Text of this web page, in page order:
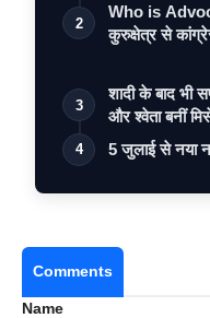
2
Who is
कुरुक्षेत्र से
3
शादी के बाद भी
और श्वेता बनीं
4 5 जुलाई से नया
Comments
Name